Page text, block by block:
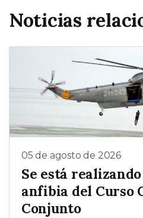
Noticias
05 de agosto de 2026
Se está
anfibia del Curso
Conjunto